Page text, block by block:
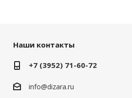
Наши контакты
+7 (3952) 71-60-72
info@dizara.ru